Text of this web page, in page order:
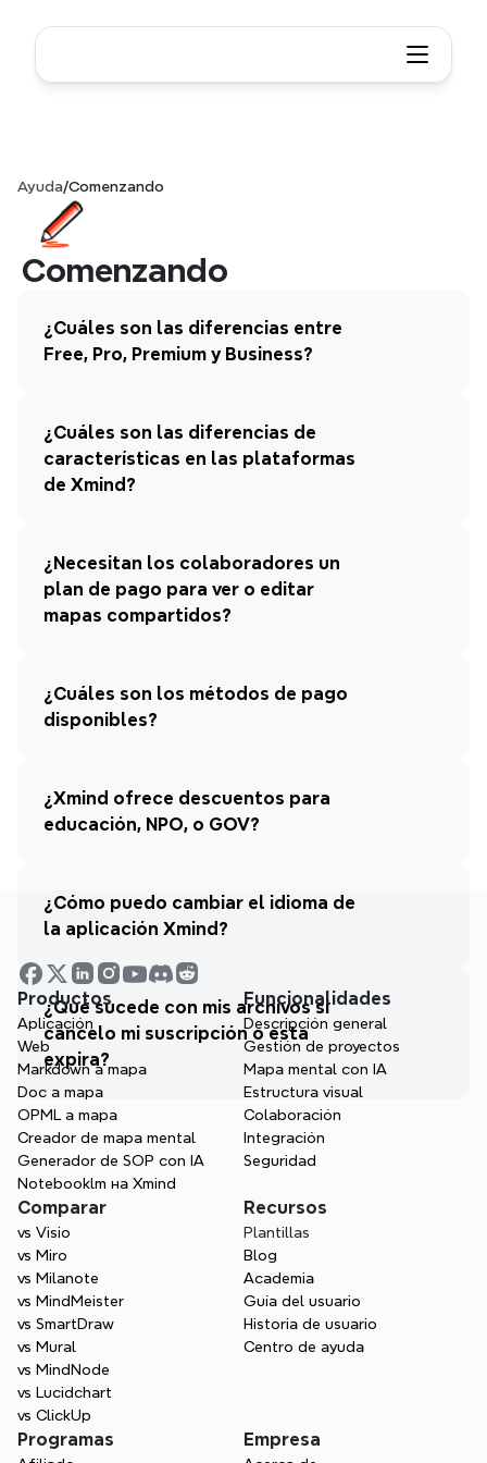
Ayuda/Comenzando
Comenzando
¿Cuáles son las diferencias entre
Free, Pro, Premium y Business?
¿Cuáles son las diferencias de
características en las plataformas
de Xmind?
¿Necesitan los colaboradores un
plan de pago para ver o editar
mapas compartidos?
¿Cuáles son los métodos de pago
disponibles?
¿Xmind ofrece descuentos para
educación, NPO, o GOV?
¿Cómo puedo cambiar el idioma de
la aplicación Xmind?
¿Qué sucede con mis archivos si
cancelo mi suscripción o esta
expira?
Productos
Aplicación
Web
Markdown a mapa
Doc a mapa
OPML a mapa
Creador de mapa mental
Generador de SOP con IA
Notebooklm на Xmind
Funcionalidades
Descripción general
Gestión de proyectos
Mapa mental con IA
Estructura visual
Colaboración
Integración
Seguridad
Comparar
vs Visio
vs Miro
vs Milanote
vs MindMeister
vs SmartDraw
vs Mural
vs MindNode
vs Lucidchart
vs ClickUp
Recursos
Plantillas
Blog
Academia
Guía del usuario
Historia de usuario
Centro de ayuda
Programas Empresa